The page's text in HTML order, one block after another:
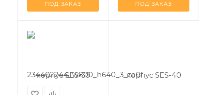
ПОД ЗАКАЗ ПОД ЗАКАЗ